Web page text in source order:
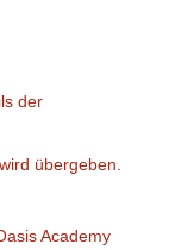
der
übergeben.
Academy